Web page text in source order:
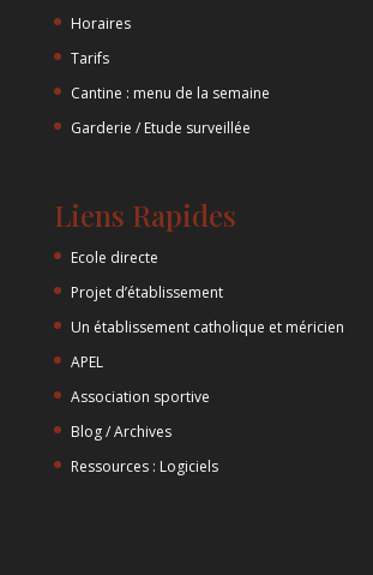
Horaires
Tarifs
Cantine : menu de la semaine
Garderie / Etude surveillée
Liens Rapides
Ecole directe
Projet d’établissement
Un établissement catholique et méricien
APEL
Association sportive
Blog / Archives
Ressources : Logiciels